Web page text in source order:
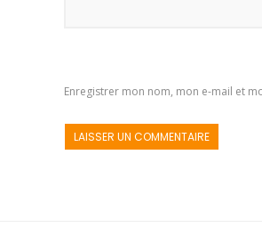
Enregistrer mon nom, mon e-mail et